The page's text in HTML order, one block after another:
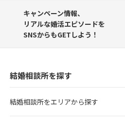
キャンペーン情報、
リアルな婚活エピソードを
SNSからもGETしよう！
結婚相談所を探す
結婚相談所をエリアから探す